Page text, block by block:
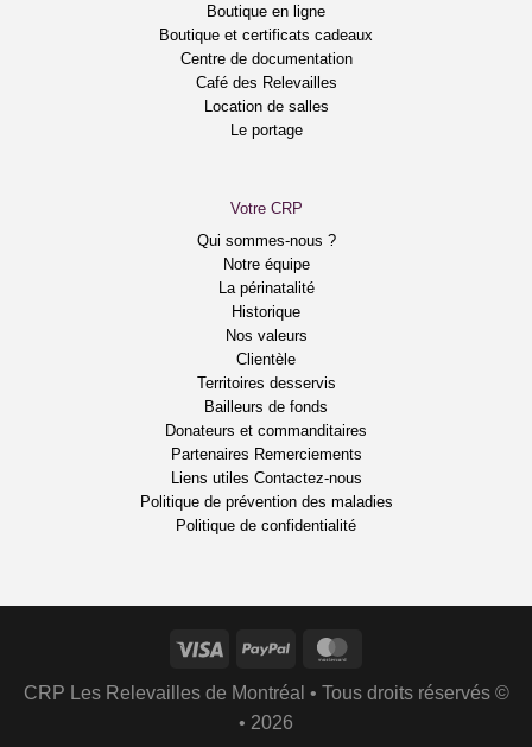
Boutique en ligne
Boutique et certificats cadeaux
Centre de documentation
Café des Relevailles
Location de salles
Le portage
Votre CRP
Qui sommes-nous ?
Notre équipe
La périnatalité
Historique
Nos valeurs
Clientèle
Territoires desservis
Bailleurs de fonds
Donateurs et commanditaires
Partenaires Remerciements
Liens utiles Contactez-nous
Politique de prévention des maladies
Politique de confidentialité
CRP Les Relevailles de Montréal • Tous droits réservés ©
• 2026